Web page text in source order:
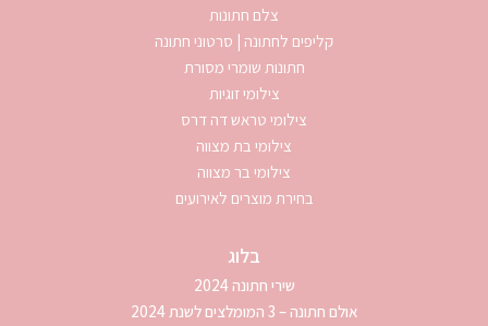
צלם חתונות
קליפים לחתונה | סרטוני חתונה
חתונות שומרי מסורת
צילומי זוגיות
צילומי טראש דה דרס
צילומי בת מצווה
צילומי בר מצווה
בחירת מוצרים לאירועים
בלוג
שירי חתונה 2024
אולם חתונה – 3 המומלצים לשנת 2024